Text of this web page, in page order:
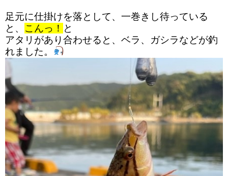
足元に仕掛けを落として、一巻きし待っている
と、 こんっ！ と
アタリがあり合わせると、 ベラ、ガシラなどが釣
れました。